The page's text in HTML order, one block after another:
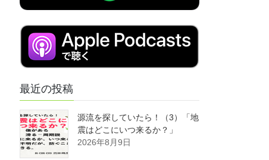
最近の投稿
源流を探していたら！（3）「地
震はどこにいつ来るか？」
2026年8月9日